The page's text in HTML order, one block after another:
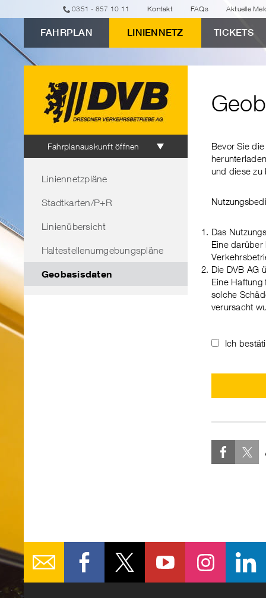
Verbindungssuche
"Geobasisdaten"
0351 - 857 10 11 Kontakt FAQs Aktuelle
FAHRPLAN LINIENNETZ TICKETS
Fahrplanauskunft öffnen
Liniennetzpläne
Stadtkarten/P+R
Linienübersicht
Haltestellenumgebungspläne
Geobasisdaten
Bevor Sie
und diese zu
Das
Eine darüber
Die DVB AG
Eine
solche
verursacht
Ich